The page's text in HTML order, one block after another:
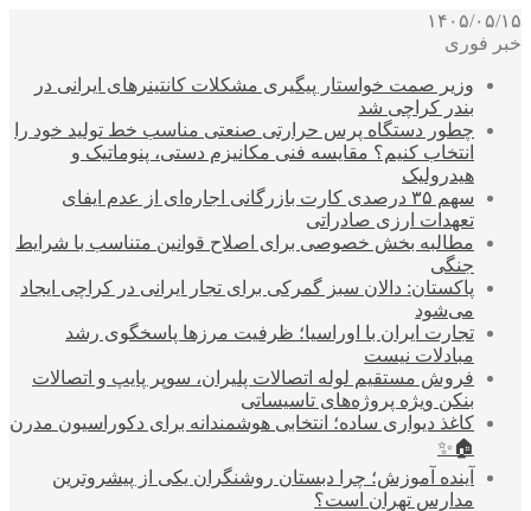
۱۴۰۵/۰۵/۱۵
خبر فوری
وزیر صمت خواستار پیگیری مشکلات کانتینرهای ایرانی در
بندر کراچی شد
چطور دستگاه پرس حرارتی صنعتی مناسب خط تولید خود را
انتخاب کنیم؟ مقایسه فنی مکانیزم دستی، پنوماتیک و
هیدرولیک
سهم ۳۵ درصدی کارت بازرگانی اجاره‌ای از عدم ایفای
تعهدات ارزی صادراتی
مطالبه بخش خصوصی برای اصلاح قوانین متناسب با شرایط
جنگی
پاکستان: دالان سبز گمرکی برای تجار ایرانی در کراچی ایجاد
می‌شود
تجارت ایران با اوراسیا؛ ظرفیت مرزها پاسخگوی رشد
مبادلات نیست
فروش مستقیم لوله اتصالات پلیران، سوپر پایپ و اتصالات
بنکن ویژه پروژه‌های تاسیساتی
کاغذ دیواری ساده؛ انتخابی هوشمندانه برای دکوراسیون مدرن
🏠✨
آینده آموزش؛ چرا دبستان روشنگران یکی از پیشروترین
مدارس تهران است؟